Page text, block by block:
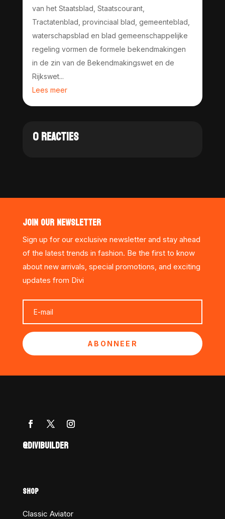
van het Staatsblad, Staatscourant,
Tractatenblad, provinciaal blad, gemeenteblad,
waterschapsblad en blad gemeenschappelijke
regeling vormen de formele bekendmakingen
in de zin van de Bekendmakingswet en de
Rijkswet...
Lees meer
0 REACTIES
JOIN OUR NEWSLETTER
Sign up for our exclusive newsletter and stay ahead
of the latest trends in fashion. Be the first to know
about new arrivals, special promotions, and exciting
updates from Divi
ABONNEER
@DIVIBUILDER
SHOP
Classic Aviator